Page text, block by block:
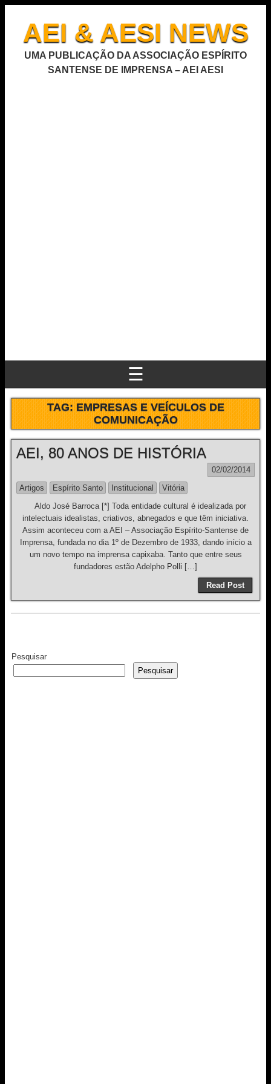
AEI & AESI NEWS
UMA PUBLICAÇÃO DA ASSOCIAÇÃO ESPÍRITO
SANTENSE DE IMPRENSA – AEI AESI
☰
TAG:EMPRESAS E VEÍCULOS DE
COMUNICAÇÃO
AEI, 80 ANOS DE HISTÓRIA
02/02/2014
Artigos
Espírito Santo Institucional
Vitória
Aldo José Barroca [*] Toda entidade cultural é idealizada por
intelectuais idealistas, criativos, abnegados e que têm iniciativa.
Assim aconteceu com a AEI – Associação Espírito-Santense de
Imprensa, fundada no dia 1º de Dezembro de 1933, dando início a
um novo tempo na imprensa capixaba. Tanto que entre seus
fundadores estão Adelpho Polli […]
Read Post
Pesquisar
Pesquisar